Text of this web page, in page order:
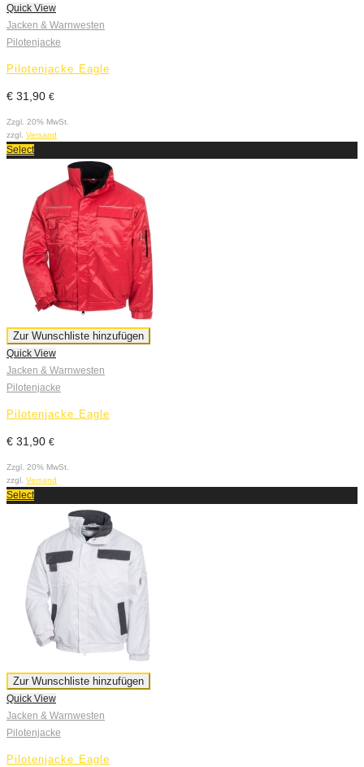
Quick View
Jacken & Warnwesten
Pilotenjacke
Pilotenjacke Eagle
€ 31,90 €
Zzgl. 20% MwSt.
zzgl. Versand
Select
Zur Wunschliste hinzufügen
Quick View
Jacken & Warnwesten
Pilotenjacke
Pilotenjacke Eagle
€ 31,90 €
Zzgl. 20% MwSt.
zzgl. Versand
Select
Zur Wunschliste hinzufügen
Quick View
Jacken & Warnwesten
Pilotenjacke
Pilotenjacke Eagle